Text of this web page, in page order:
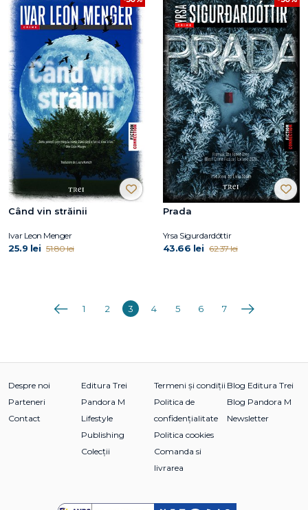
Când vin străinii
Ivar Leon Menger
25.9 lei 51.80 lei
Prada
Yrsa Sigurdardóttir
43.66 lei 62.37 lei
Anterioara
1 2 3 4 5 6 7 Următoarea
Despre noi
Parteneri
Contact
Editura Trei
Pandora M
Lifestyle
Publishing
Colecții
Termeni și condiții
Politica de
confidențialitate
Politica cookies
Comanda si
livrarea
Blog Editura Trei
Blog Pandora M
Newsletter